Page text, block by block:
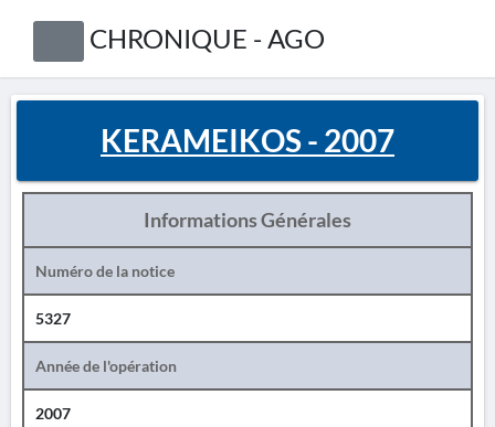
CHRONIQUE - AGO
KERAMEIKOS - 2007
Informations Générales
Numéro de la notice
5327
Année de l'opération
2007